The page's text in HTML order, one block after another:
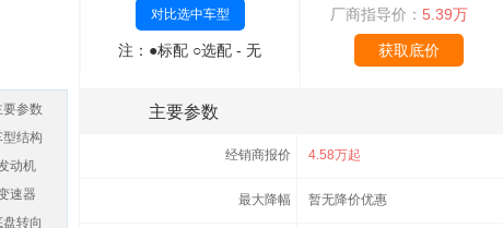
对比选中车型
注：●标配 ○选配 - 无
厂商指导价： 5.39万
获取底价
主要参数
经销商报价 4.58万起
最大降幅 暂无降价优惠
要参数
型结构
动机
速器
盘转向